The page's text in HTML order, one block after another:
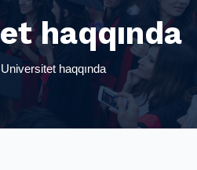
haqqında
haqqında